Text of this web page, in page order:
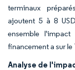
terminaux
ajoutent 5 à 8
ensemble
financement a sur
Analyse de